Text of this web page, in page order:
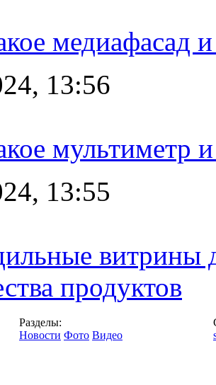
медиафасад
13:56
мультиметр
13:55
витрины
продуктов
Разделы:
Новости Фото Видео